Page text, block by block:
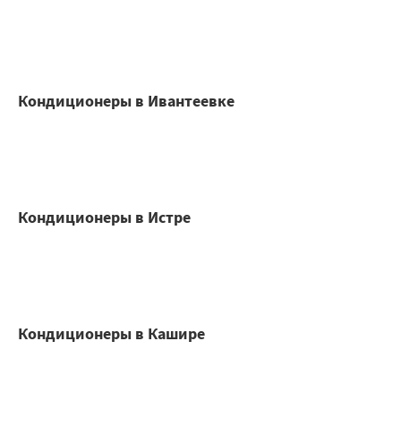
Кондиционеры в Ивантеевке
Кондиционеры в Истре
Кондиционеры в Кашире